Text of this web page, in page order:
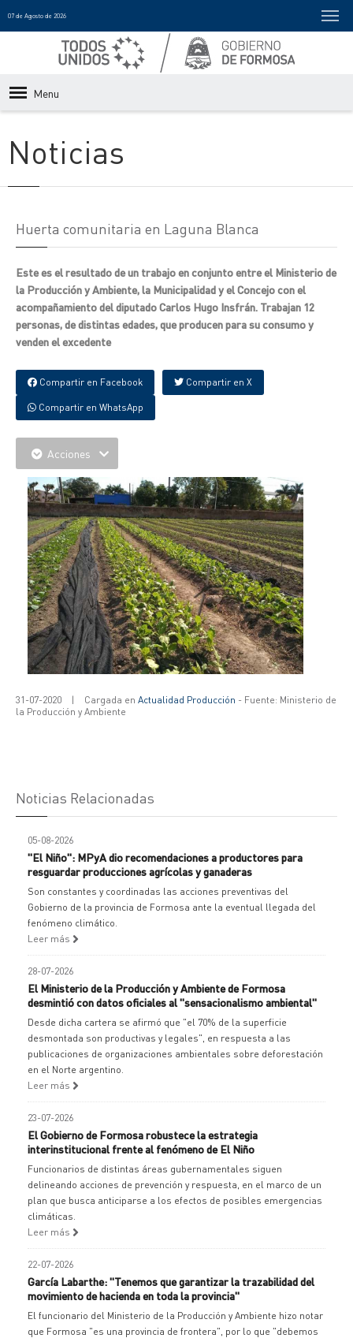
07 de Agosto de 2026
Menu
Noticias
Huerta comunitaria en Laguna Blanca
Este es el resultado de un trabajo en conjunto entre el Ministerio de
la Producción y Ambiente, la Municipalidad y el Concejo con el
acompañamiento del diputado Carlos Hugo Insfrán. Trabajan 12
personas, de distintas edades, que producen para su consumo y
venden el excedente
Compartir en Facebook Compartir en X
Compartir en WhatsApp
Acciones
31-07-2020 | Cargada en Actualidad Producción - Fuente: Ministerio de
la Producción y Ambiente
Noticias Relacionadas
05-08-2026
"El Niño": MPyA dio recomendaciones a productores para
resguardar producciones agrícolas y ganaderas
Son constantes y coordinadas las acciones preventivas del
Gobierno de la provincia de Formosa ante la eventual llegada del
fenómeno climático.
Leer más
28-07-2026
El Ministerio de la Producción y Ambiente de Formosa
desmintió con datos oficiales al "sensacionalismo ambiental"
Desde dicha cartera se afirmó que "el 70% de la superficie
desmontada son productivas y legales", en respuesta a las
publicaciones de organizaciones ambientales sobre deforestación
en el Norte argentino.
Leer más
23-07-2026
El Gobierno de Formosa robustece la estrategia
interinstitucional frente al fenómeno de El Niño
Funcionarios de distintas áreas gubernamentales siguen
delineando acciones de prevención y respuesta, en el marco de un
plan que busca anticiparse a los efectos de posibles emergencias
climáticas.
Leer más
22-07-2026
García Labarthe: "Tenemos que garantizar la trazabilidad del
movimiento de hacienda en toda la provincia"
El funcionario del Ministerio de la Producción y Ambiente hizo notar
que Formosa "es una provincia de frontera", por lo que "debemos